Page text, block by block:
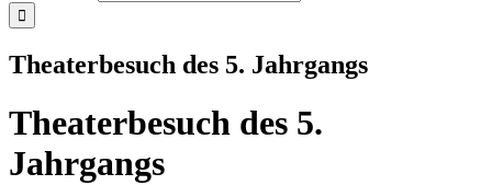
Theaterbesuch des 5. Jahrgangs
Theaterbesuch des 5.
Jahrgangs